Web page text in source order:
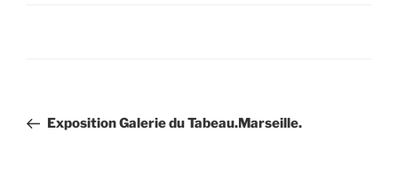
Exposition Galerie du Tabeau.Marseille.